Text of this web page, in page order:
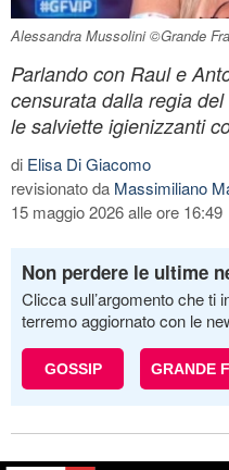
Alessandra Mussolini ©Grande
Parlando con Raul e
censurata dalla regia
le salviette igienizzanti
di Elisa Di Giacomo
revisionato da Massimiliano
15 maggio 2026 alle ore 16:49
Non perdere le ultime
Clicca sull’argomento che ti
terremo aggiornato con le
GOSSIP GRANDE